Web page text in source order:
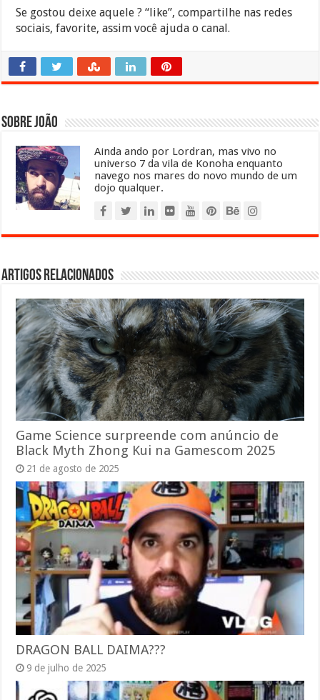
Se gostou deixe aquele ? “like”, compartilhe nas redes
sociais, favorite, assim você ajuda o canal.
Sobre João
Ainda ando por Lordran, mas vivo no
universo 7 da vila de Konoha enquanto
navego nos mares do novo mundo de um
dojo qualquer.
Artigos relacionados
Game Science surpreende com anúncio de
Black Myth Zhong Kui na Gamescom 2025
21 de agosto de 2025
DRAGON BALL DAIMA???
9 de julho de 2025